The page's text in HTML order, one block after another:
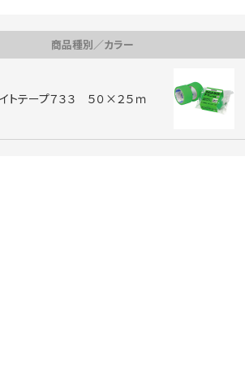
商品種別／カラー
トテープ７３３ ５０×２５ｍ